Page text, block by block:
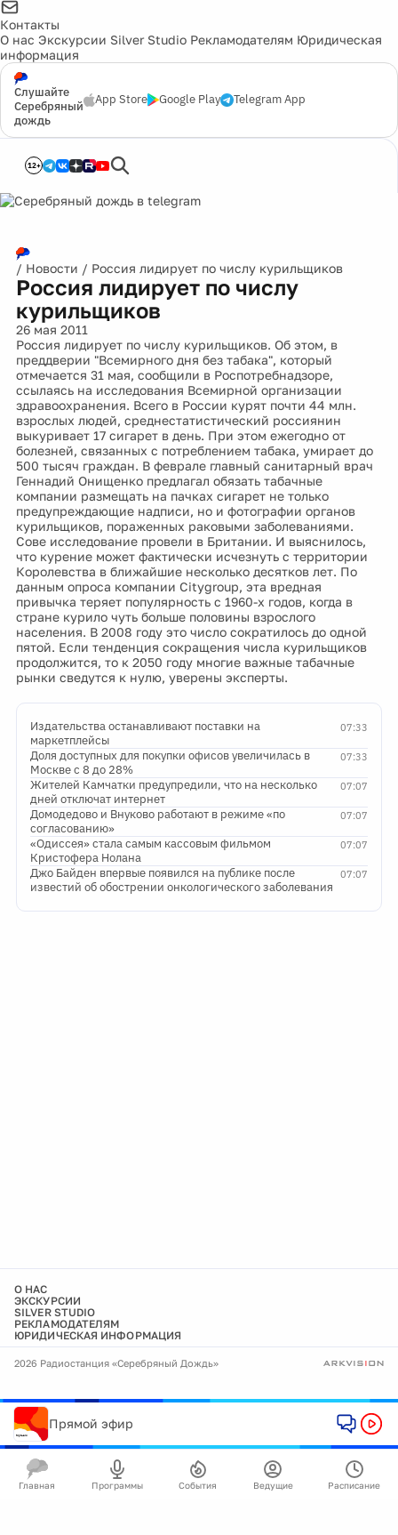
Контакты
О нас Экскурсии Silver Studio Рекламодателям Юридическая
информация
Слушайте
Серебряный
дождь
App Store Google Play Telegram App
12+
/ Новости / Россия лидирует по числу курильщиков
Россия лидирует по числу
курильщиков
26 мая 2011
Россия лидирует по числу курильщиков. Об этом, в
преддверии "Всемирного дня без табака", который
отмечается 31 мая, сообщили в Роспотребнадзоре,
ссылаясь на исследования Всемирной организации
здравоохранения. Всего в России курят почти 44 млн.
взрослых людей, среднестатистический россиянин
выкуривает 17 сигарет в день. При этом ежегодно от
болезней, связанных с потреблением табака, умирает до
500 тысяч граждан. В феврале главный санитарный врач
Геннадий Онищенко предлагал обязать табачные
компании размещать на пачках сигарет не только
предупреждающие надписи, но и фотографии органов
курильщиков, пораженных раковыми заболеваниями.
Сове исследование провели в Британии. И выяснилось,
что курение может фактически исчезнуть с территории
Королевства в ближайшие несколько десятков лет. По
данным опроса компании Citygroup, эта вредная
привычка теряет популярность с 1960-х годов, когда в
стране курило чуть больше половины взрослого
населения. В 2008 году это число сократилось до одной
пятой. Если тенденция сокращения числа курильщиков
продолжится, то к 2050 году многие важные табачные
рынки сведутся к нулю, уверены эксперты.
07:33
Издательства останавливают поставки на
маркетплейсы
07:33
Доля доступных для покупки офисов увеличилась в
Москве с 8 до 28%
07:07
Жителей Камчатки предупредили, что на несколько
дней отключат интернет
07:07
Домодедово и Внуково работают в режиме «по
согласованию»
07:07
«Одиссея» стала самым кассовым фильмом
Кристофера Нолана
07:07
Джо Байден впервые появился на публике после
известий об обострении онкологического заболевания
О НАС
ЭКСКУРСИИ
SILVER STUDIO
РЕКЛАМОДАТЕЛЯМ
ЮРИДИЧЕСКАЯ ИНФОРМАЦИЯ
2026 Радиостанция «Серебряный Дождь»
Прямой эфир
Главная Программы События Ведущие Расписание